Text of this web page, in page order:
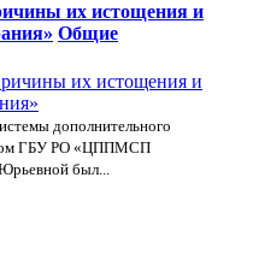
их истощения и
Общие
дополнительного
ГБУ РО «ЦППМСП
был...